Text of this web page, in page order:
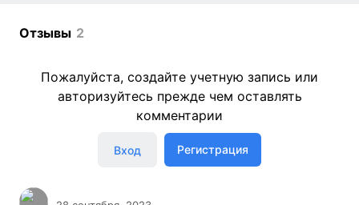
Отзывы 2
Пожалуйста, создайте учетную запись или
авторизуйтесь прежде чем оставлять
комментарии
Вход Регистрация